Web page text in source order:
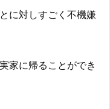
に対しすごく不機嫌
家に帰ることができ